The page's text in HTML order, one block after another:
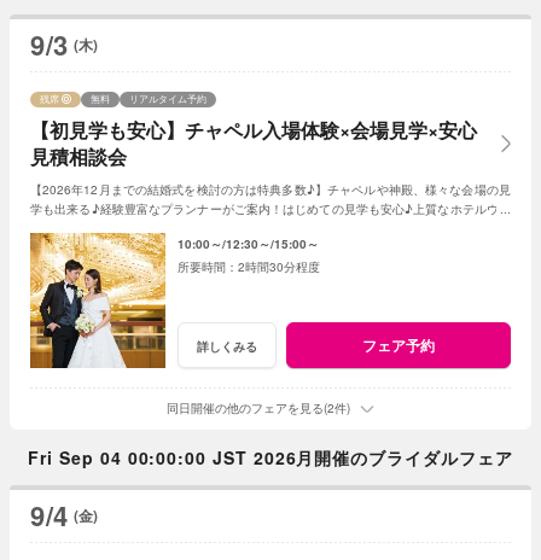
9/3 (木)
【初見学も安心】チャペル入場体験×会場見学×安心
見積相談会
残席 無料 リアルタイム予約
【2026年12月までの結婚式を検討の方は特典多数♪】チャペルや神殿、様々な会場の見
学も出来る♪経験豊富なプランナーがご案内！はじめての見学も安心♪上質なホテルウエ
10:00～ 12:30～ 15:00～
2時間30分程度
詳しくみる フェア予約
同日開催の他のフェアを見る(2件)
Fri Sep 04 00:00:00 JST 2026月開催のブライダルフェア
9/4 (金)